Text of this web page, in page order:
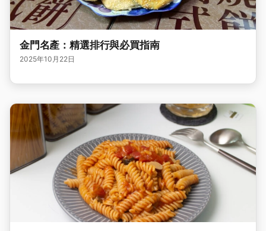
金門名產：精選排行與必買指南
2025年10月22日